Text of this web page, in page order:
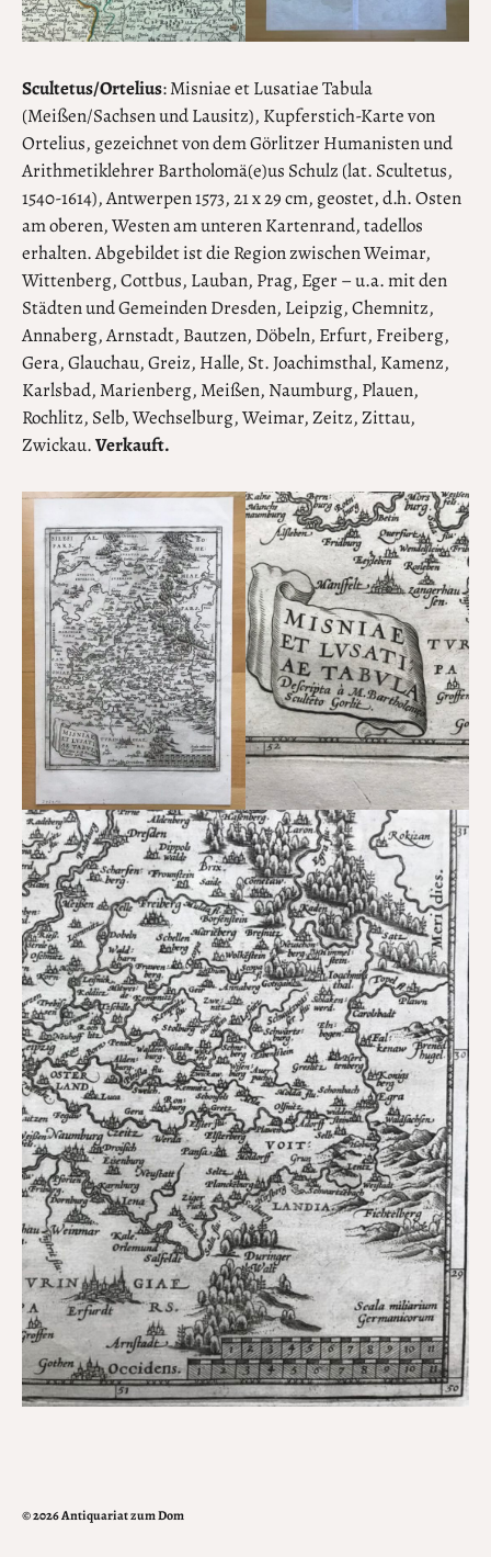
Scultetus/Ortelius: Misniae et Lusatiae Tabula
(Meißen/Sachsen und Lausitz), Kupferstich-Karte von
Ortelius, gezeichnet von dem Görlitzer Humanisten und
Arithmetiklehrer Bartholomä(e)us Schulz (lat. Scultetus,
1540-1614), Antwerpen 1573, 21 x 29 cm, geostet, d.h. Osten
am oberen, Westen am unteren Kartenrand, tadellos
erhalten. Abgebildet ist die Region zwischen Weimar,
Wittenberg, Cottbus, Lauban, Prag, Eger – u.a. mit den
Städten und Gemeinden Dresden, Leipzig, Chemnitz,
Annaberg, Arnstadt, Bautzen, Döbeln, Erfurt, Freiberg,
Gera, Glauchau, Greiz, Halle, St. Joachimsthal, Kamenz,
Karlsbad, Marienberg, Meißen, Naumburg, Plauen,
Rochlitz, Selb, Wechselburg, Weimar, Zeitz, Zittau,
Zwickau.Verkauft.
© 2026Antiquariat zum Dom